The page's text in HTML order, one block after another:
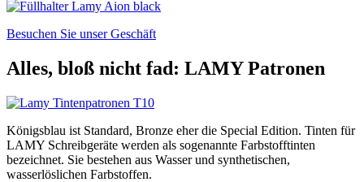
Besuchen Sie unser Geschäft
Alles, bloß nicht fad: LAMY Patronen
Königsblau ist Standard, Bronze eher die Special Edition. Tinten für
LAMY Schreibgeräte werden als sogenannte Farbstofftinten
bezeichnet. Sie bestehen aus Wasser und synthetischen,
wasserlöslichen Farbstoffen.